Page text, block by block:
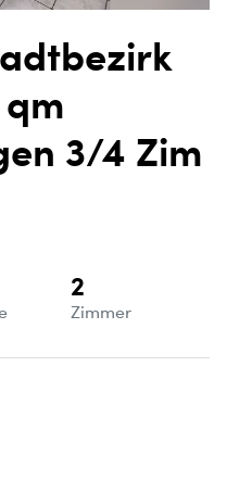
3/4 Zim
2
Zimmer